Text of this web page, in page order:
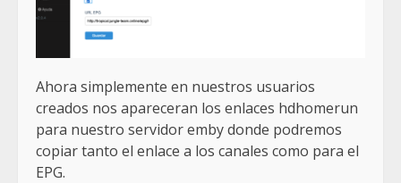
Ahora simplemente en nuestros usuarios
creados nos apareceran los enlaces hdhomerun
para nuestro servidor emby donde podremos
copiar tanto el enlace a los canales como para el
EPG.